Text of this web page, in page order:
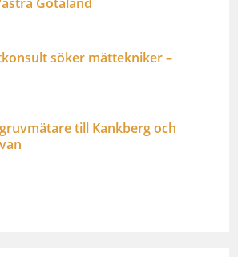
söker mättekniker –
till Kankberg och